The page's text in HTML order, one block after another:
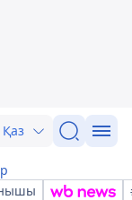
Қаз